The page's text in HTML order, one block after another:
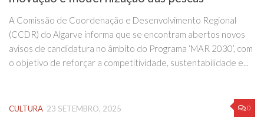
A Comissão de Coordenação e Desenvolvimento Regional
(CCDR) do Algarve informa que se encontram abertos novos
avisos de candidatura no âmbito do Programa ‘MAR 2030’, com
o objetivo de reforçar a competitividade, sustentabilidade e...
0
CULTURA 23 SETEMBRO, 2025